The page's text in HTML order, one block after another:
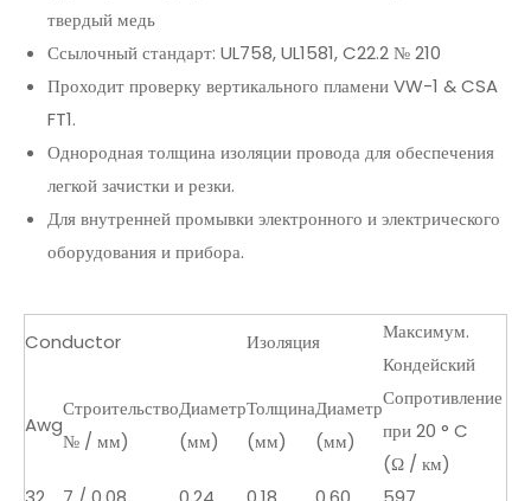
твердый медь
Ссылочный стандарт: UL758, UL1581, C22.2 № 210
Проходит проверку вертикального пламени VW-1 & CSA
FT1.
Однородная толщина изоляции провода для обеспечения
легкой зачистки и резки.
Для внутренней промывки электронного и электрического
оборудования и прибора.
Conductor Изоляция
Максимум.
Кондейский
Сопротивление
при 20 ° C
(Ω / км)
Awg
Строительство
№ / мм)
Диаметр
(мм)
Толщина
(мм)
Диаметр
(мм)